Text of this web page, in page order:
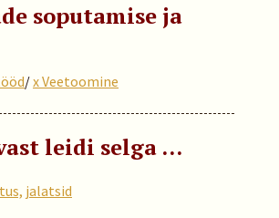
soputamise ja
/x Veetoomine
leidi selga …
jalatsid